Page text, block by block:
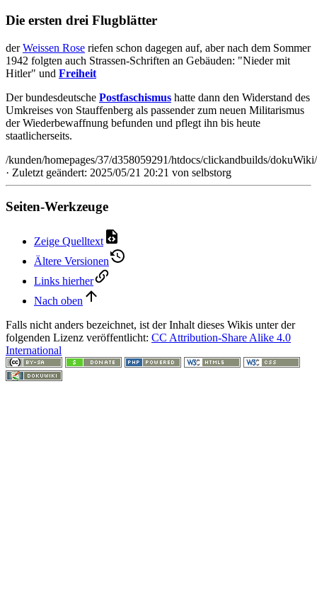
Die ersten drei Flugblätter
derWeissen Rose riefen schon dagegen auf, aber nach dem Sommer
1942 folgten auch Strassen-Schriften an Gebäuden: "Nieder mit
Hitler" und Freiheit
Der bundesdeutsche Postfaschismus hatte dann den Widerstand des
Umkreises von Stauffenberg als passender zum neuen Militarismus
der Wiederbewaffnung befunden und pflegt ihn bis heute
staatlicherseits.
/kunden/homepages/37/d358059291/htdocs/clickandbuilds/
· Zuletzt geändert: 2025/05/21 20:21 von selbstorg
Seiten-Werkzeuge
Zeige Quelltext
Ältere Versionen
Links hierher
Nach oben
Falls nicht anders bezeichnet, ist der Inhalt dieses Wikis unter der
folgenden Lizenz veröffentlicht: CC Attribution-Share Alike 4.0
International